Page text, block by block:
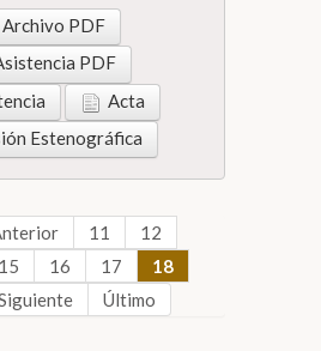
Archivo PDF
PDF
Acta
Estenográfica
11
12
15 16 17
18
Último